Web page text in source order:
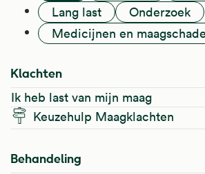
Lang last
Onderzoek
Medicijnen en maagschade
Klachten
Ik heb last van mijn maag
Keuzehulp Maagklachten
Behandeling